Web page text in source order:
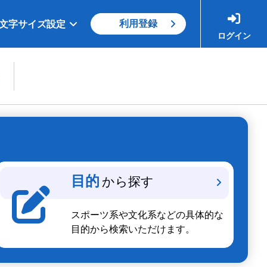
字サイズ設定 利用登録
ログイン
目的 から探す
スポーツ系や文化系などの具体的な
目的から検索いただけます。